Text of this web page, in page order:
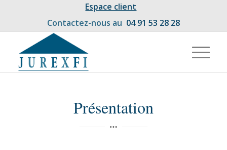
Espace client
Contactez-nous au 04 91 53 28 28
Présentation